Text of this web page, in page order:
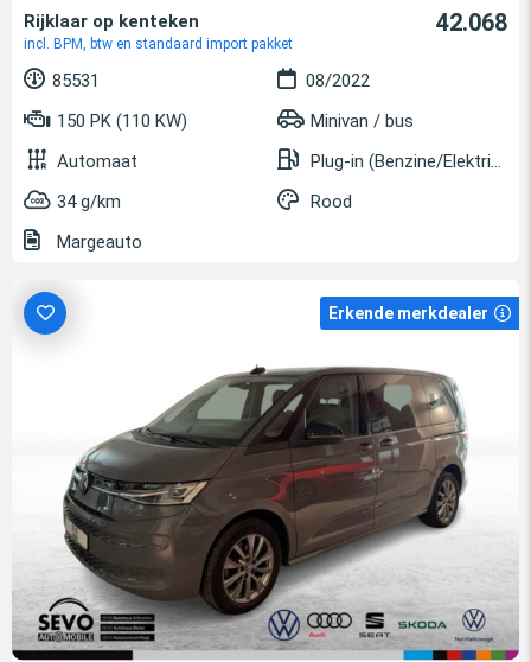
Rijklaar op kenteken
incl. BPM, btw en standaard import pakket
42.068
85531
08/2022
150 PK (110 KW)
Minivan / bus
Automaat
Plug-in (Benzine/Elektrisch)
34 g/km
Rood
Margeauto
Erkende merkdealer